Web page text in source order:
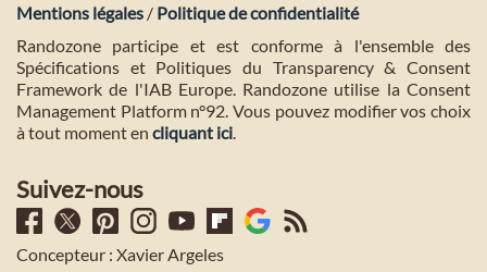
Mentions légales / Politique de confidentialité
Randozone participe et est conforme à l'ensemble des
Spécifications et Politiques du Transparency & Consent
Framework de l'IAB Europe. Randozone utilise la Consent
Management Platform n°92. Vous pouvez modifier vos choix
à tout moment en cliquant ici.
Suivez-nous
Concepteur : Xavier Argeles